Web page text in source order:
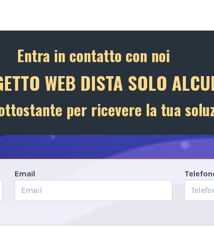
Entra in contatto con noi
WEB DISTA SOLO
per ricevere la tua
Email